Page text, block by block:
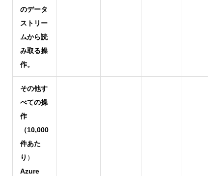
のデータ
ストリー
ムから読
み取る操
作。
その他す
べての操
作
（10,000
件あた
り ）
Azure